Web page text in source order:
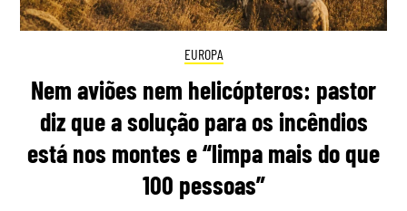
EUROPA
Nem aviões nem helicópteros: pastor
diz que a solução para os incêndios
está nos montes e “limpa mais do que
100 pessoas”